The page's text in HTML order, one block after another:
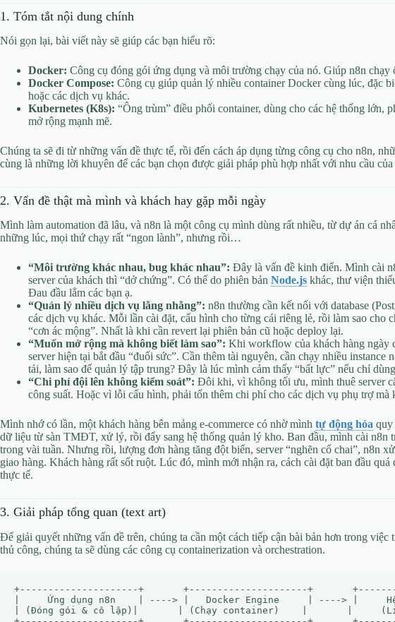
1. Tóm tắt nội dung chính
Nói gọn lại, bài viết này sẽ giúp các bạn hiểu rõ:
Docker: Công cụ đóng gói ứng dụng và môi trường chạy của nó. Giúp n8n chạy
Docker Compose: Công cụ giúp quản lý nhiều container Docker cùng lúc, đặc
hoặc các dịch vụ khác.
Kubernetes (K8s): “Ông trùm” điều phối container, dùng cho các hệ thống lớn,
mở rộng mạnh mẽ.
Chúng ta sẽ đi từ những vấn đề thực tế, rồi đến cách áp dụng từng công cụ cho n8n,
cùng là những lời khuyên để các bạn chọn được giải pháp phù hợp nhất với nhu cầu
2. Vấn đề thật mà mình và khách hay gặp mỗi ngày
Mình làm automation đã lâu, và n8n là một công cụ mình dùng rất nhiều, từ dự án cá
những lúc, mọi thứ chạy rất “ngon lành”, nhưng rồi…
“Môi trường khác nhau, bug khác nhau”: Đây là vấn đề kinh điển. Mình cài
server của khách thì “dở chứng”. Có thể do phiên bản Node.js khác, thư viện
Đau đầu lắm các bạn ạ.
“Quản lý nhiều dịch vụ lằng nhằng”: n8n thường cần kết nối với database
các dịch vụ khác. Mỗi lần cài đặt, cấu hình cho từng cái riêng lẻ, rồi làm sao cho
“cơn ác mộng”. Nhất là khi cần revert lại phiên bản cũ hoặc deploy lại.
“Muốn mở rộng mà không biết làm sao”: Khi workflow của khách hàng ngày
server hiện tại bắt đầu “đuối sức”. Cần thêm tài nguyên, cần chạy nhiều instance
tải, làm sao để quản lý tập trung? Đây là lúc mình cảm thấy “bất lực” nếu chỉ
“Chi phí đội lên không kiểm soát”: Đôi khi, vì không tối ưu, mình thuê server
công suất. Hoặc vì lỗi cấu hình, phải tốn thêm chi phí cho các dịch vụ phụ trợ mà
Mình nhớ có lần, một khách hàng bên mảng e-commerce có nhờ mình tự động hóa quy
dữ liệu từ sàn TMĐT, xử lý, rồi đẩy sang hệ thống quản lý kho. Ban đầu, mình cài n8n
trong vài tuần. Nhưng rồi, lượng đơn hàng tăng đột biến, server “nghẽn cổ chai”, n8n
giao hàng. Khách hàng rất sốt ruột. Lúc đó, mình mới nhận ra, cách cài đặt ban đầu
thực tế.
3. Giải pháp tổng quan (text art)
Để giải quyết những vấn đề trên, chúng ta cần một cách tiếp cận bài bản hơn trong
thủ công, chúng ta sẽ dùng các công cụ containerization và orchestration.
+---------------------+       +---------------------+
|     Ứng dụng n8n    | ----> |   Docker Engine     | ----> |
| (Đóng gói & cô lập)|       | (Chạy container)    |       |